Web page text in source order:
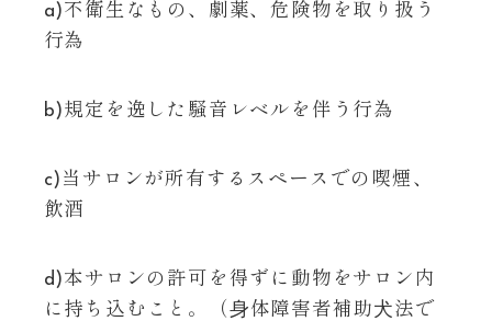
a)不衛生なもの、劇薬、危険物を取り扱う
行為
b)規定を逸した騒音レベルを伴う行為
c)当サロンが所有するスペースでの喫煙、
飲酒
d)本サロンの許可を得ずに動物をサロン内
に持ち込むこと。（⾝体障害者補助⽝法で